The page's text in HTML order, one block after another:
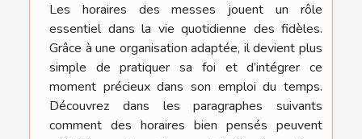
Les horaires des messes jouent un rôle
essentiel dans la vie quotidienne des fidèles.
Grâce à une organisation adaptée, il devient plus
simple de pratiquer sa foi et d’intégrer ce
moment précieux dans son emploi du temps.
Découvrez dans les paragraphes suivants
comment des horaires bien pensés peuvent